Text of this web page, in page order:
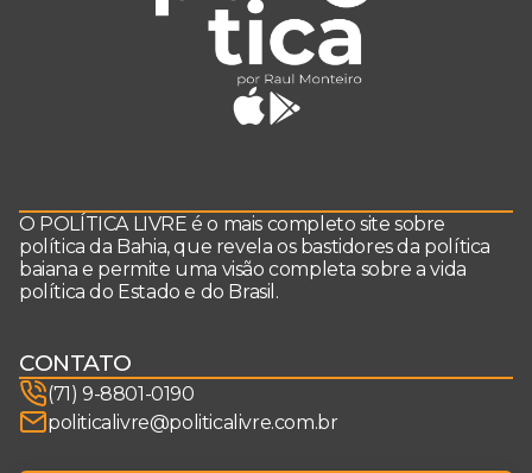
O POLÍTICA LIVRE é o mais completo site sobre
política da Bahia, que revela os bastidores da política
baiana e permite uma visão completa sobre a vida
política do Estado e do Brasil.
CONTATO
(71) 9-8801-0190
politicalivre@politicalivre.com.br